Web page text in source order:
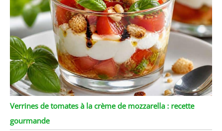
Verrines de tomates à la crème de mozzarella : recette
gourmande